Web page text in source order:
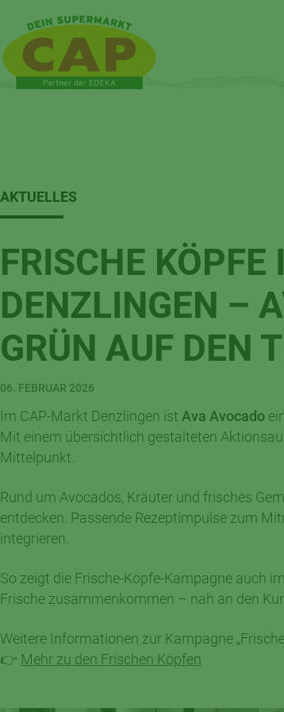
AKTUELLES
FRISCHE
DENZLINGEN –
GRÜN AUF DEN
06. FEBRUAR 2026
Im CAP-Markt Denzlingen ist Ava Avocado
Mit einem übersichtlich gestalteten
Mittelpunkt.
Rund um Avocados, Kräuter und frisches
entdecken. Passende Rezeptimpulse zum
integrieren.
So zeigt die Frische-Köpfe-Kampagne auch
Frische zusammenkommen – nah an den
Weitere Informationen zur Kampagne
👉 Mehr zu den Frischen Köpfen